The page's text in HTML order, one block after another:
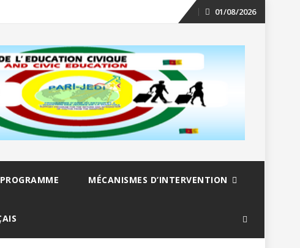
Skip
to
content
01/08/2026
MÉCANISMES D’INTERVENTION